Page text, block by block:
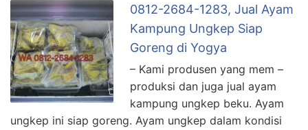
0812-2684-1283, Jual Ayam
Kampung Ungkep Siap
Goreng di Yogya
– Kami produsen yang mem –
produksi dan juga jual ayam
kampung ungkep beku. Ayam
ungkep ini siap goreng. Ayam ungkep dalam kondisi